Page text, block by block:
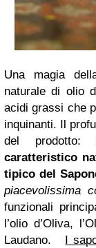
Una magia
naturale di olio
acidi grassi che
inquinanti. Il
del prodotto:
caratteristico
tipico del
piacevolissima
funzionali
l’olio d’Oliva,
Laudano.
I